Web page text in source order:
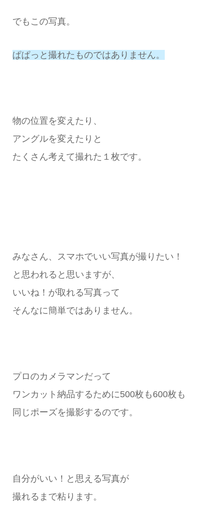
でもこの写真。
ぱぱっと撮れたものではありません。
物の位置を変えたり、
アングルを変えたりと
たくさん考えて撮れた１枚です。
みなさん、スマホでいい写真が撮りたい！
と思われると思いますが、
いいね！が取れる写真って
そんなに簡単ではありません。
プロのカメラマンだって
ワンカット納品するために500枚も600枚も
同じポーズを撮影するのです。
自分がいい！と思える写真が
撮れるまで粘ります。